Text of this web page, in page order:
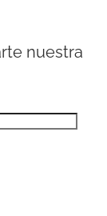
nuestra